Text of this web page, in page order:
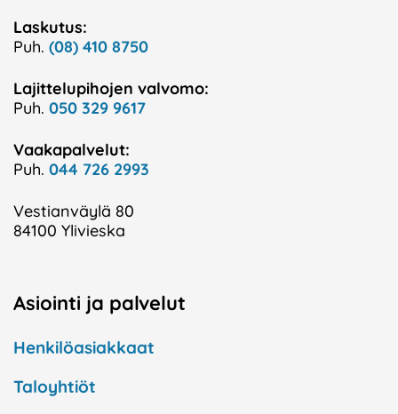
Laskutus:
Puh. (08) 410 8750
Lajittelupihojen valvomo:
Puh. 050 329 9617
Vaakapalvelut:
Puh. 044 726 2993
Vestianväylä 80
84100 Ylivieska
Asiointi ja palvelut
Henkilöasiakkaat
Taloyhtiöt